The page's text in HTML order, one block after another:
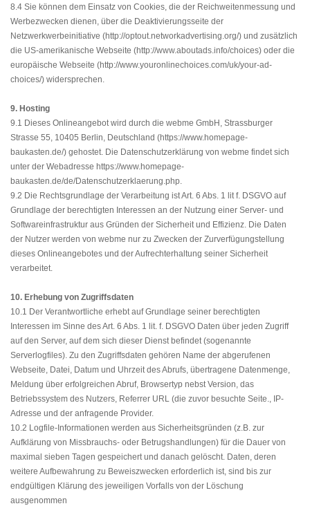
8.4 Sie können dem Einsatz von Cookies, die der Reichweitenmessung und
Werbezwecken dienen, über die Deaktivierungsseite der
Netzwerkwerbeinitiative (http://optout.networkadvertising.org/) und zusätzlich
die US-amerikanische Webseite (http://www.aboutads.info/choices) oder die
europäische Webseite (http://www.youronlinechoices.com/uk/your-ad-
choices/) widersprechen.
9. Hosting
9.1 Dieses Onlineangebot wird durch die webme GmbH, Strassburger
Strasse 55, 10405 Berlin, Deutschland (https://www.homepage-
baukasten.de/) gehostet. Die Datenschutzerklärung von webme findet sich
unter der Webadresse https://www.homepage-
baukasten.de/de/Datenschutzerklaerung.php.
9.2 Die Rechtsgrundlage der Verarbeitung ist Art. 6 Abs. 1 lit f. DSGVO auf
Grundlage der berechtigten Interessen an der Nutzung einer Server- und
Softwareinfrastruktur aus Gründen der Sicherheit und Effizienz. Die Daten
der Nutzer werden von webme nur zu Zwecken der Zurverfügungstellung
dieses Onlineangebotes und der Aufrechterhaltung seiner Sicherheit
verarbeitet.
10. Erhebung von Zugriffsdaten
10.1 Der Verantwortliche erhebt auf Grundlage seiner berechtigten
Interessen im Sinne des Art. 6 Abs. 1 lit. f. DSGVO Daten über jeden Zugriff
auf den Server, auf dem sich dieser Dienst befindet (sogenannte
Serverlogfiles). Zu den Zugriffsdaten gehören Name der abgerufenen
Webseite, Datei, Datum und Uhrzeit des Abrufs, übertragene Datenmenge,
Meldung über erfolgreichen Abruf, Browsertyp nebst Version, das
Betriebssystem des Nutzers, Referrer URL (die zuvor besuchte Seite., IP-
Adresse und der anfragende Provider.
10.2 Logfile-Informationen werden aus Sicherheitsgründen (z.B. zur
Aufklärung von Missbrauchs- oder Betrugshandlungen) für die Dauer von
maximal sieben Tagen gespeichert und danach gelöscht. Daten, deren
weitere Aufbewahrung zu Beweiszwecken erforderlich ist, sind bis zur
endgültigen Klärung des jeweiligen Vorfalls von der Löschung
ausgenommen